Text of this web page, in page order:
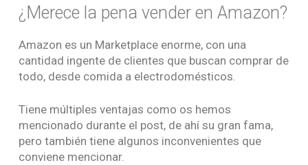
¿Merece la pena vender en Amazon?
Amazon es un Marketplace enorme, con una
cantidad ingente de clientes que buscan comprar de
todo, desde comida a electrodomésticos.
Tiene múltiples ventajas como os hemos
mencionado durante el post, de ahí su gran fama,
pero también tiene algunos inconvenientes que
conviene mencionar.